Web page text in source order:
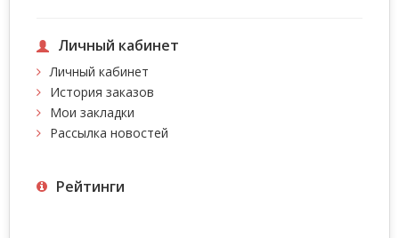
Личный кабинет
Личный кабинет
История заказов
Мои закладки
Рассылка новостей
Рейтинги